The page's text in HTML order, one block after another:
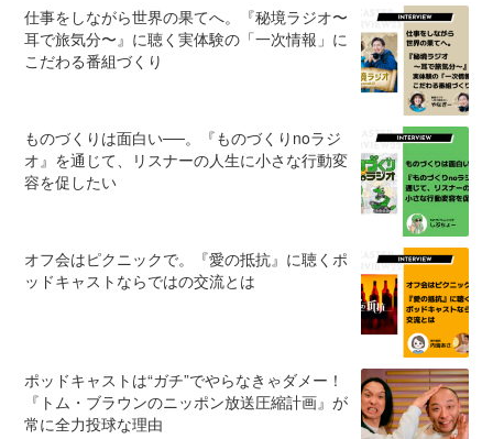
仕事をしながら世界の果てへ。『秘境ラジオ〜
耳で旅気分〜』に聴く実体験の「一次情報」に
こだわる番組づくり
ものづくりは面白い──。『ものづくりnoラジ
オ』を通じて、リスナーの人生に小さな行動変
容を促したい
オフ会はピクニックで。『愛の抵抗』に聴くポ
ッドキャストならではの交流とは
ポッドキャストは“ガチ”でやらなきゃダメー！
『トム・ブラウンのニッポン放送圧縮計画』が
常に全力投球な理由